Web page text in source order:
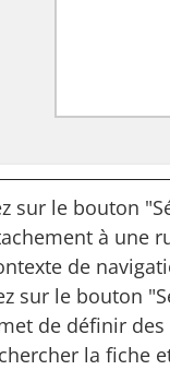
sur le bouton
à une
de
sur le bouton
de définir
la fiche